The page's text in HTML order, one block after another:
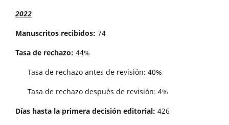
2022
Manuscritos recibidos: 74
Tasa de rechazo: 44%
Tasa de rechazo antes de revisi´on: 40%
Tasa de rechazo después de revisión: 4%
Días hasta la primera decisión editorial: 426